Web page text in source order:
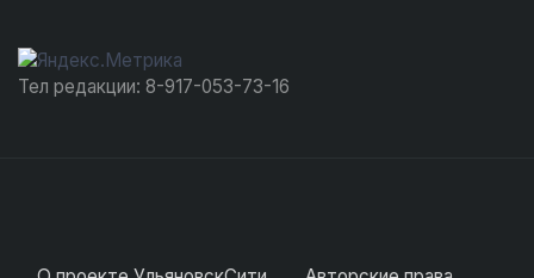
Тел редакции: 8-917-053-73-16